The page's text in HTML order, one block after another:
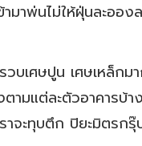
มาพ่นไม่ให้ฝุ่นละออ
วบเศษปูน เศษเหล็กม
ามแต่ละตัวอาคารบ้
าจะทุบตึก ปิยะมิตร